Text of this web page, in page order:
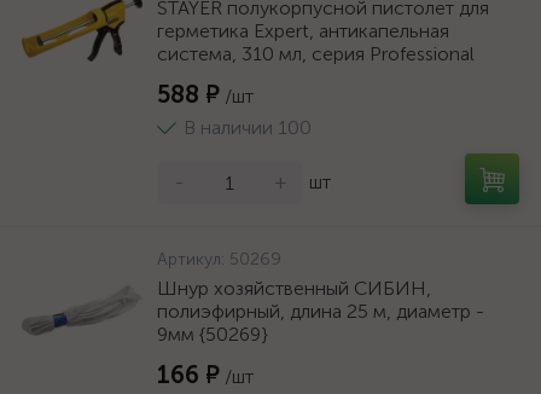
STAYER полукорпусной пистолет для
герметика Expert, антикапельная
система, 310 мл, серия Professional
588 ₽ /шт
В наличии 100
- + шт
Артикул: 50269
Шнур хозяйственный СИБИН,
полиэфирный, длина 25 м, диаметр -
9мм {50269}
166 ₽ /шт